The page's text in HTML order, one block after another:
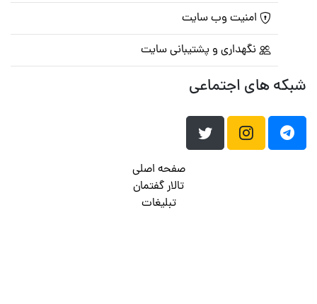
امنیت وب سایت
نگهداری و پشتیبانی سایت
شبکه های اجتماعی
صفحه اصلی
تالار گفتمان
تبلیغات